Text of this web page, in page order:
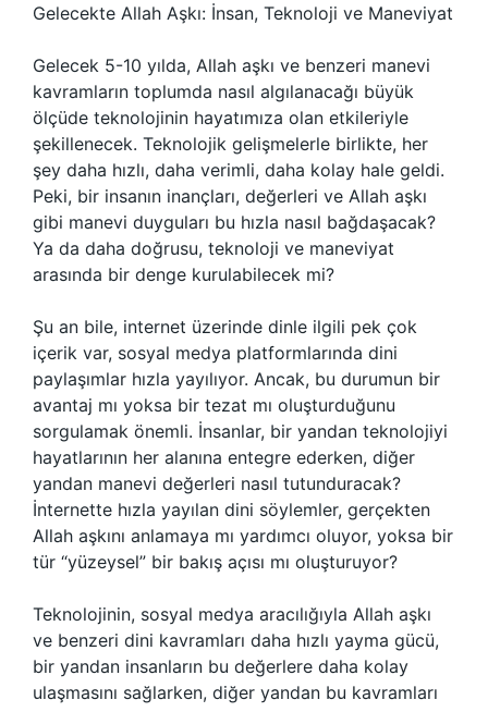
Gelecekte Allah Aşkı: İnsan, Teknoloji ve Maneviyat
Gelecek 5-10 yılda, Allah aşkı ve benzeri manevi
kavramların toplumda nasıl algılanacağı büyük
ölçüde teknolojinin hayatımıza olan etkileriyle
şekillenecek. Teknolojik gelişmelerle birlikte, her
şey daha hızlı, daha verimli, daha kolay hale geldi.
Peki, bir insanın inançları, değerleri ve Allah aşkı
gibi manevi duyguları bu hızla nasıl bağdaşacak?
Ya da daha doğrusu, teknoloji ve maneviyat
arasında bir denge kurulabilecek mi?
Şu an bile, internet üzerinde dinle ilgili pek çok
içerik var, sosyal medya platformlarında dini
paylaşımlar hızla yayılıyor. Ancak, bu durumun bir
avantaj mı yoksa bir tezat mı oluşturduğunu
sorgulamak önemli. İnsanlar, bir yandan teknolojiyi
hayatlarının her alanına entegre ederken, diğer
yandan manevi değerleri nasıl tutunduracak?
İnternette hızla yayılan dini söylemler, gerçekten
Allah aşkını anlamaya mı yardımcı oluyor, yoksa bir
tür “yüzeysel” bir bakış açısı mı oluşturuyor?
Teknolojinin, sosyal medya aracılığıyla Allah aşkı
ve benzeri dini kavramları daha hızlı yayma gücü,
bir yandan insanların bu değerlere daha kolay
ulaşmasını sağlarken, diğer yandan bu kavramları